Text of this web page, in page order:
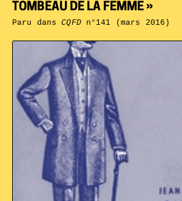
TOMBEAU DE LA FEMME »
Paru dansCQFDn°141 (mars 2016)